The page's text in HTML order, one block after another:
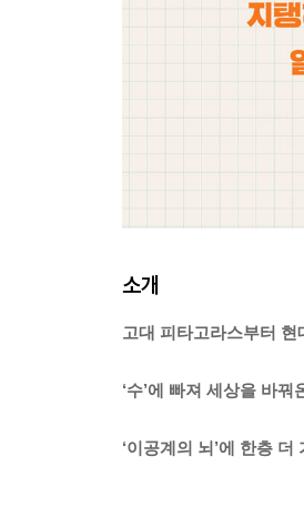
소개
고대 피타고라스부터
‘수’에 빠져 세상을 바
‘이공계의 뇌’에 한층 더